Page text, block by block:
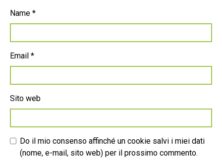
Name *
Email *
Sito web
Do il mio consenso affinché un cookie salvi i miei dati
(nome, e-mail, sito web) per il prossimo commento.